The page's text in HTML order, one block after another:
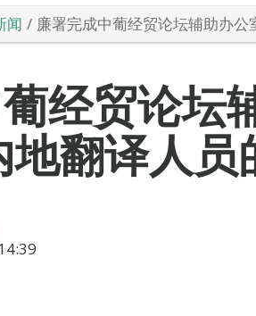
闻 廉署完成中葡经贸论坛辅助办
经贸论坛
翻译人员